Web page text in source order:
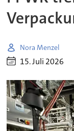
Nora Menzel
15. Juli 2026